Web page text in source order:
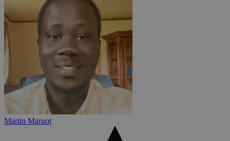
Martin Maruot